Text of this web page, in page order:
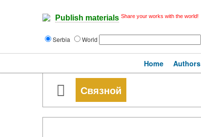
Publish materials Share your works with the world!
Serbia World
Home Authors
Связной